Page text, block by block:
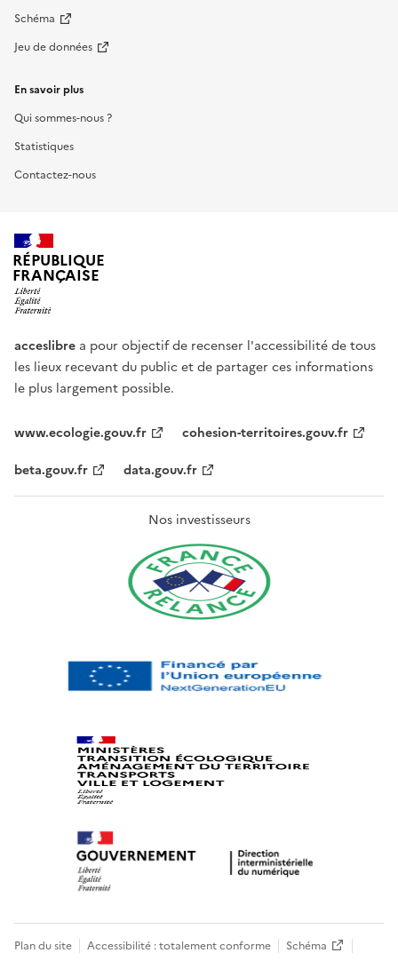
Schéma
Jeu de données
En savoir plus
Qui sommes-nous ?
Statistiques
Contactez-nous
RÉPUBLIQUE
FRANÇAISE
acceslibre a pour objectif de recenser l'accessibilité de tous
les lieux recevant du public et de partager ces informations
le plus largement possible.
www.ecologie.gouv.fr
cohesion-territoires.gouv.fr
beta.gouv.fr
data.gouv.fr
Nos investisseurs
Plan du site Accessibilité : totalement conforme Schéma